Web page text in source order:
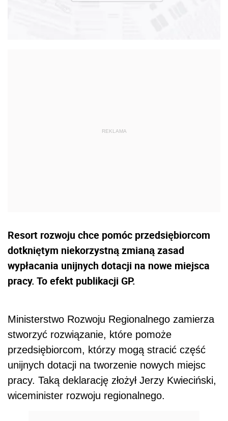
Resort rozwoju chce pomóc przedsiębiorcom
dotkniętym niekorzystną zmianą zasad
wypłacania unijnych dotacji na nowe miejsca
pracy. To efekt publikacji GP.
Ministerstwo Rozwoju Regionalnego zamierza
stworzyć rozwiązanie, które pomoże
przedsiębiorcom, którzy mogą stracić część
unijnych dotacji na tworzenie nowych miejsc
pracy. Taką deklarację złożył Jerzy Kwieciński,
wiceminister rozwoju regionalnego.